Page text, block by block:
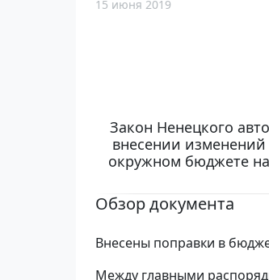
15 июня 2019
Закон Ненецкого
внесении изменений
окружном бюджете
Обзор документа
Внесены поправки в
Между главными